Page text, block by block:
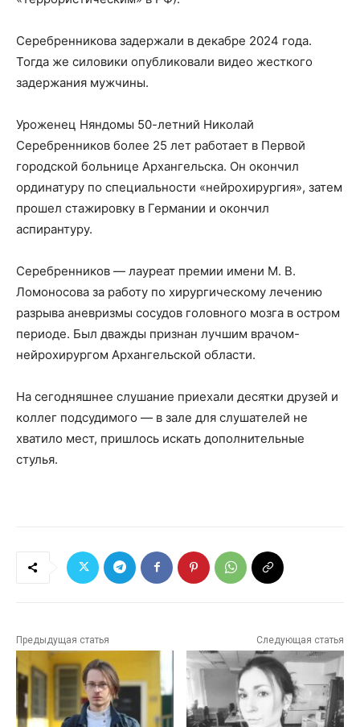
Серебренникова задержали в декабре 2024 года.
Тогда же силовики опубликовали видео жесткого
задержания мужчины.
Уроженец Няндомы 50-летний Николай
Серебренников более 25 лет работает в Первой
городской больнице Архангельска. Он окончил
ординатуру по специальности «нейрохирургия», затем
прошел стажировку в Германии и окончил
аспирантуру.
Серебренников — лауреат премии имени М. В.
Ломоносова за работу по хирургическому лечению
разрыва аневризмы сосудов головного мозга в остром
периоде. Был дважды признан лучшим врачом-
нейрохирургом Архангельской области.
На сегодняшнее слушание приехали десятки друзей и
коллег подсудимого — в зале для слушателей не
хватило мест, пришлось искать дополнительные
стулья.
Предыдущая статья Следующая статья